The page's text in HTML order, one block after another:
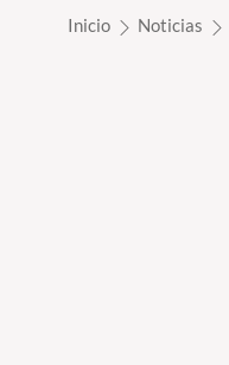
Inicio Noticias